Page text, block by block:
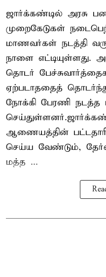
ஜார்க்கண்டில் அரசு
முறைகேடுகள்
மாணவர்கள் நடத்தி
நாளை எட்டியுள்ளது.
தொடர்
ஏற்படாததைத்
நோக்கி பேரணி நடத்த
ஆணையத்தின்
செய்ய வேண்டும்,
மத்த ...